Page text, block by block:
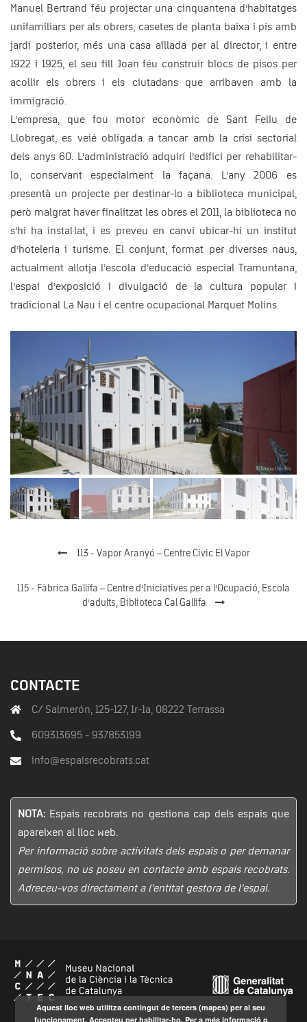
Manuel Bertrand féu projectar una cinquantena d’habitatges
unifamiliars per als obrers, casetes de planta baixa i pis amb
jardí posterior, més una casa aïllada per al director, i entre
1922 i 1925, el seu fill Joan féu construir blocs de pisos per
acollir els obrers i els ciutadans que arribaven amb la
immigració.
L’empresa, que fou motor econòmic de Sant Feliu de
Llobregat, es veié obligada a tancar amb la crisi sectorial
dels anys 60. L’administració adquirí l’edifici per rehabilitar-
lo, conservant especialment la façana. L’any 2006 es
presentà un projecte per destinar-lo a biblioteca municipal,
però malgrat haver finalitzat les obres el 2011, la biblioteca no
s’hi ha instal·lat, i es preveu en canvi ubicar-hi un institut
d’hoteleria i turisme. El conjunt, format per diverses naus,
actualment allotja l’escola d’educació especial Tramuntana,
l’espai d’exposició i divulgació de la cultura popular i
tradicional La Nau i el centre ocupacional Marquet Molins.
113 - Vapor Aranyó – Centre Cívic El Vapor
115 - Fàbrica Gallifa – Centre d’Iniciatives per a l’Ocupació, Escola
d’adults, Biblioteca Cal Gallifa
CONTACTE
C/ Salmerón, 125-127, 1r-1a, 08222 Terrassa
609313695 - 937853199
info@espaisrecobrats.cat
NOTA: Espais recobrats no gestiona cap dels espais que
apareixen al lloc web.
Per informació sobre activitats dels espais o per demanar
permisos, no us poseu en contacte amb espais recobrats.
Adreceu-vos directament a l’entitat gestora de l’espai.
Aquest lloc web utilitza contingut de tercers (mapes) per al seu
funcionament. Accepteu per habilitar-ho. Per a més informació o